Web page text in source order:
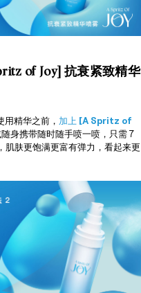
of Joy] 抗衰紧致精华
精华之前， 加上 [A Spritz of
随身携带随时随手喷一喷，只需 7
肌肤更饱满更富有弹力，看起来更